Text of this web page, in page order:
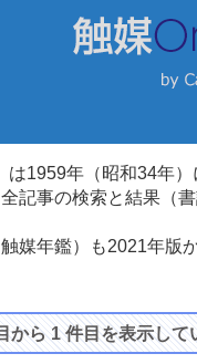
は1959年（昭和34年
記事の検索と結果（
媒年鑑）も2021年
から 1 件目を表示して